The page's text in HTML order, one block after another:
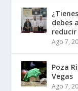
debes
Ago 7,
Poza
Vegas
Ago 7,